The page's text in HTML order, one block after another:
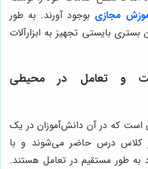
مجازی بوجود آورند. به طور
بایستی تجهیز به ابزارآلات
و تعامل در محیطی
که در آن دانش‌آموزان در یک
درس حاضر می‌شوند و با
طور مستقیم در تعامل هستند.